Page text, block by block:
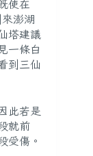
使在
澎湖
塔建議
一條白
到三仙
此若是
就前
受傷。